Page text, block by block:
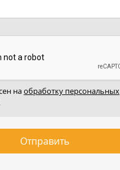
наобработку персональных
Отправить